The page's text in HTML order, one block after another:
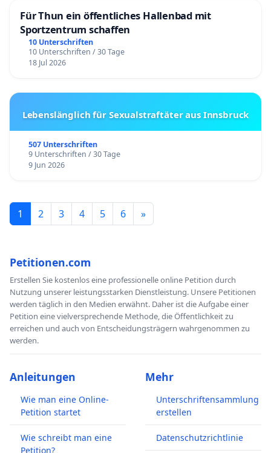
Für Thun ein öffentliches Hallenbad mit
Sportzentrum schaffen
10 Unterschriften
10 Unterschriften / 30 Tage
18 Jul 2026
Lebenslänglich für Sexualstraftäter aus Innsbruck
507 Unterschriften
9 Unterschriften / 30 Tage
9 Jun 2026
1 2 3 4 5 6 »
Petitionen.com
Erstellen Sie kostenlos eine professionelle online Petition durch
Nutzung unserer leistungsstarken Dienstleistung. Unsere Petitionen
werden täglich in den Medien erwähnt. Daher ist die Aufgabe einer
Petition eine vielversprechende Methode, die Öffentlichkeit zu
erreichen und auch von Entscheidungsträgern wahrgenommen zu
werden.
Anleitungen
Wie man eine Online-
Petition startet
Wie schreibt man eine
Petition?
Mehr
Unterschriftensammlung
erstellen
Datenschutzrichtlinie